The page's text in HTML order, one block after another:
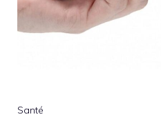
Santé